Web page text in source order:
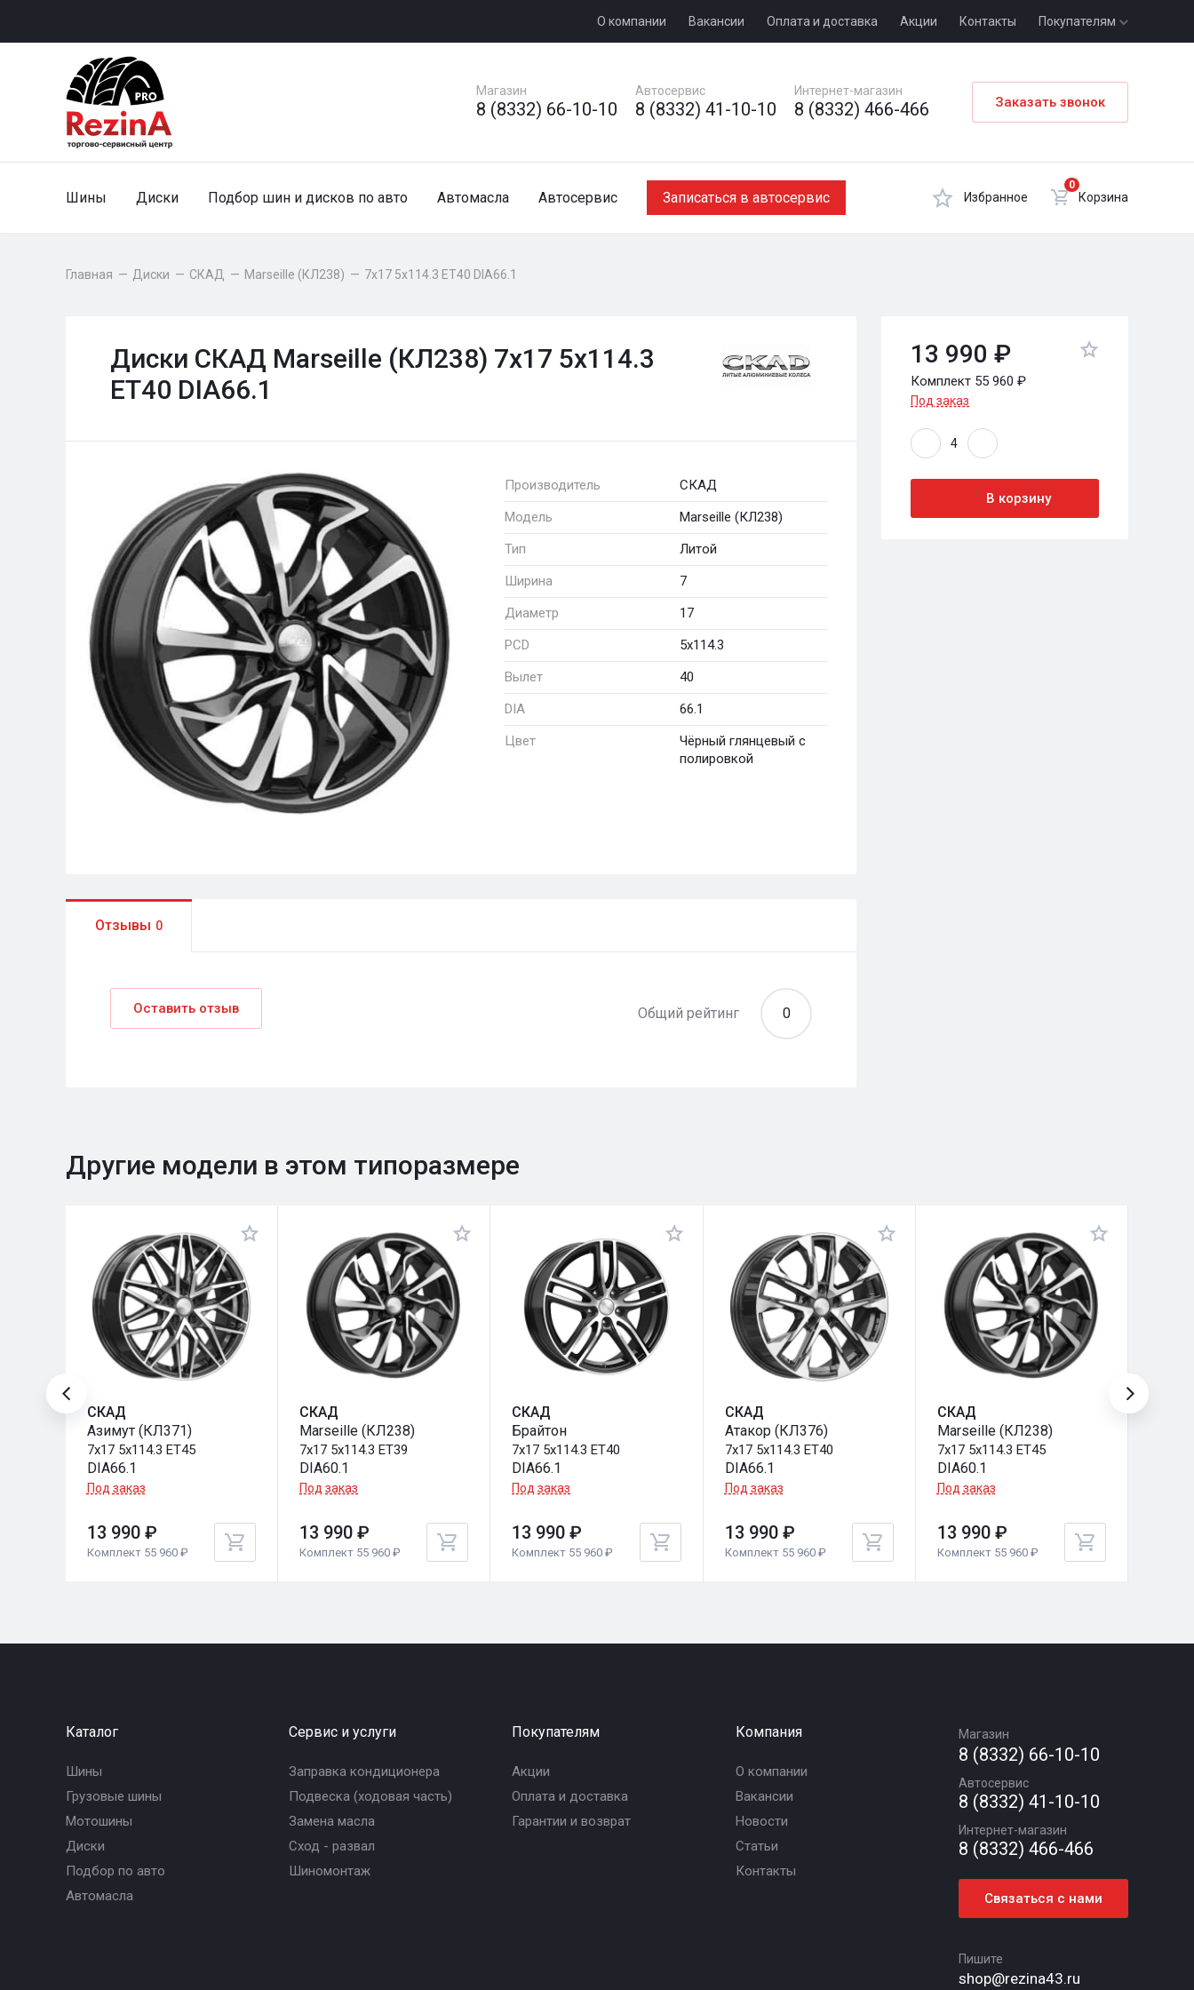
О компании Вакансии Оплата и доставка Акции Контакты Покупателям
Магазин
8 (8332) 66-10-10
Автосервис
8 (8332) 41-10-10
Интернет-магазин
8 (8332) 466-466 Заказать звонок
Шины Диски Подбор шин и дисков по авто Автомасла Автосервис Записаться в автосервис Избранное
0
Корзина
Главная — Диски — СКАД — Marseille (КЛ238) — 7x17 5x114.3 ET40 DIA66.1
Диски СКАД Marseille (КЛ238) 7x17 5x114.3
ET40 DIA66.1
Производитель
СКАД
Модель
Marseille (КЛ238)
Тип
Литой
Ширина
7
Диаметр
17
PCD
5x114.3
Вылет
40
DIA
66.1
Цвет
Чёрный глянцевый с
полировкой
Отзывы 0
Оставить отзыв Общий рейтинг 0
13 990 ₽
Комплект 55 960 ₽
Под заказ
В корзину
Другие модели в этом типоразмере
СКАД
Азимут (КЛ371)
7x17 5x114.3 ET45
DIA66.1
Под заказ
13 990 ₽
Комплект 55 960 ₽
СКАД
Marseille (КЛ238)
7x17 5x114.3 ET39
DIA60.1
Под заказ
13 990 ₽
Комплект 55 960 ₽
СКАД
Брайтон
7x17 5x114.3 ET40
DIA66.1
Под заказ
13 990 ₽
Комплект 55 960 ₽
СКАД
Атакор (КЛ376)
7x17 5x114.3 ET40
DIA66.1
Под заказ
13 990 ₽
Комплект 55 960 ₽
СКАД
Marseille (КЛ238)
7x17 5x114.3 ET45
DIA60.1
Под заказ
13 990 ₽
Комплект 55 960 ₽
Каталог
Шины
Грузовые шины
Мотошины
Диски
Подбор по авто
Автомасла
Сервис и услуги
Заправка кондиционера
Подвеска (ходовая часть)
Замена масла
Сход - развал
Шиномонтаж
Покупателям
Акции
Оплата и доставка
Гарантии и возврат
Компания
О компании
Вакансии
Новости
Статьи
Контакты
Магазин
8 (8332) 66-10-10
Автосервис
8 (8332) 41-10-10
Интернет-магазин
8 (8332) 466-466
Связаться с нами
Пишите
shop@rezina43.ru